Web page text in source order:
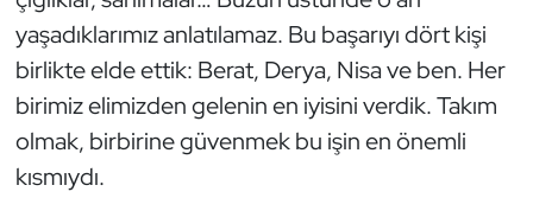
yaşadıklarımız anlatılamaz. Bu başarıyı dört kişi
birlikte elde ettik: Berat, Derya, Nisa ve ben. Her
birimiz elimizden gelenin en iyisini verdik. Takım
olmak, birbirine güvenmek bu işin en önemli
kısmıydı.
Oryantiring
Özel Sporcular
Paralimpik